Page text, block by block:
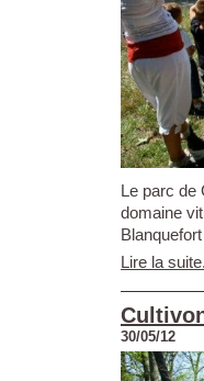
Le parc de
domaine
Lire la
30/05/12